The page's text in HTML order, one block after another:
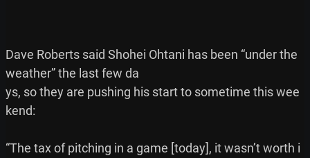
Dave Roberts said Shohei Ohtani has been “under the
weather” the last few da
ys, so they are pushing his start to sometime this wee
kend:
“The tax of pitching in a game [today], it wasn’t worth i